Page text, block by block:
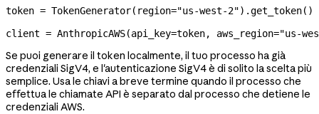
token = TokenGenerator( region="us-west-2").get_token()
client = AnthropicAWS(api_key=token, aws_region="us-
Se puoi generare il token localmente, il tuo processo ha già
credenziali SigV4, e l'autenticazione SigV4 è di solito la scelta più
semplice. Usa le chiavi a breve termine quando il processo che
effettua le chiamate API è separato dal processo che detiene le
credenziali AWS.